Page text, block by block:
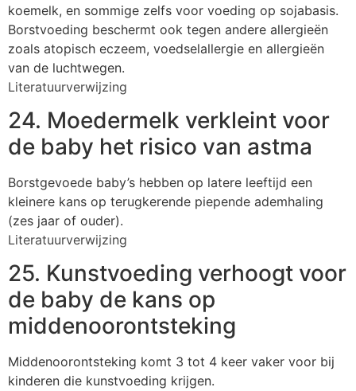
koemelk, en sommige zelfs voor voeding op sojabasis.
Borstvoeding beschermt ook tegen andere allergieën
zoals atopisch eczeem, voedselallergie en allergieën
van de luchtwegen.
Literatuurverwijzing
24. Moedermelk verkleint voor
de baby het risico van astma
Borstgevoede baby’s hebben op latere leeftijd een
kleinere kans op terugkerende piepende ademhaling
(zes jaar of ouder).
Literatuurverwijzing
25. Kunstvoeding verhoogt voor
de baby de kans op
middenoorontsteking
Middenoorontsteking komt 3 tot 4 keer vaker voor bij
kinderen die kunstvoeding krijgen.